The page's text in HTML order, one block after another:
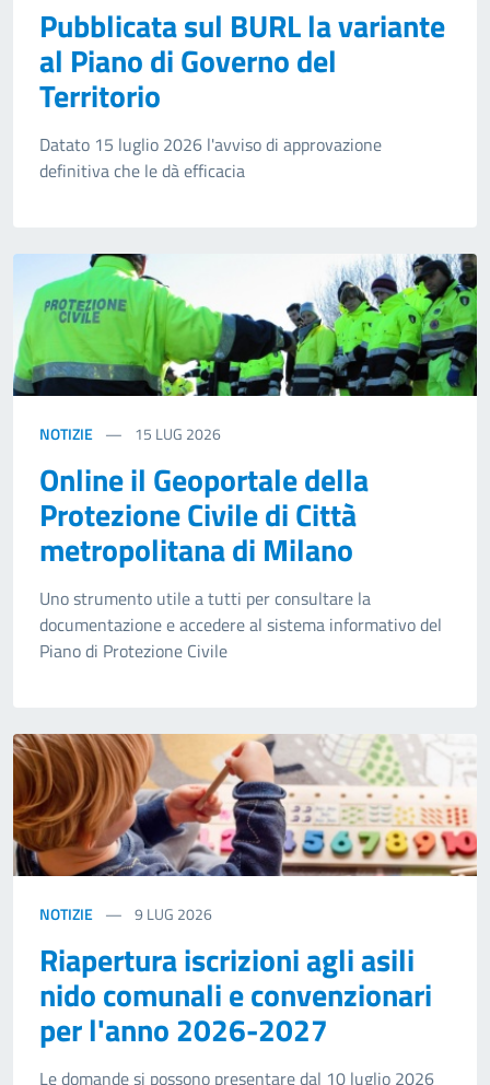
Pubblicata sul BURL la variante
al Piano di Governo del
Territorio
Datato 15 luglio 2026 l'avviso di approvazione
definitiva che le dà efficacia
NOTIZIE 15 LUG 2026
Online il Geoportale della
Protezione Civile di Città
metropolitana di Milano
Uno strumento utile a tutti per consultare la
documentazione e accedere al sistema informativo del
Piano di Protezione Civile
NOTIZIE 9 LUG 2026
Riapertura iscrizioni agli asili
nido comunali e convenzionari
per l'anno 2026-2027
Le domande si possono presentare dal 10 luglio 2026